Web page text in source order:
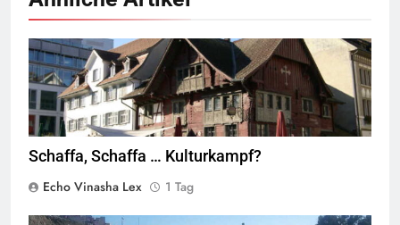
Rotes Haus, Dornbirn,Quelle© Böhringer FriedrichCC BY-SA 2.5
Wikimedia Commons
Schaffa, Schaffa … Kulturkampf?
Echo Vinasha Lex
1 Tag